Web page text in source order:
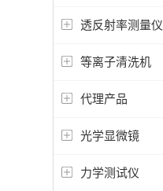
透反射率测量仪
等离子清洗机
代理产品
光学显微镜
力学测试仪